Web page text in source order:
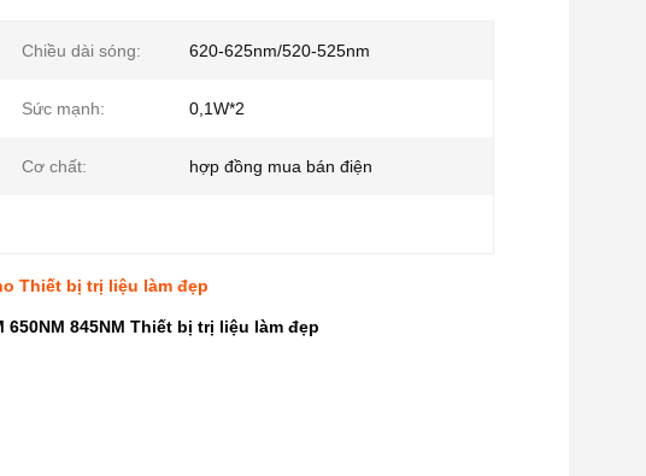
Chiều dài sóng: 620-625nm/520-525nm
Sức mạnh: 0,1W*2
Cơ chất: hợp đồng mua bán điện
Thiết bị trị liệu làm đẹp
650NM 845NM Thiết bị trị liệu làm đẹp